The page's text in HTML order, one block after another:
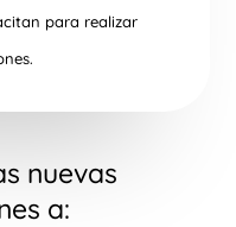
para realizar
nuevas
a: